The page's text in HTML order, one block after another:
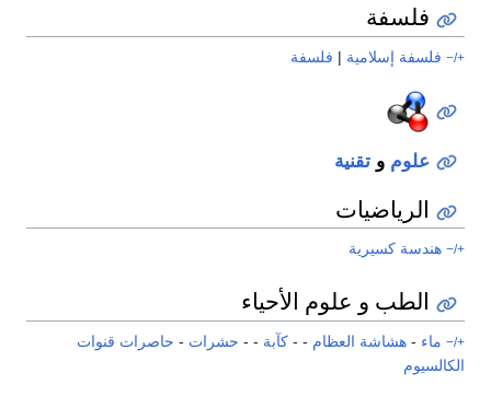
فلسفة
+/− فلسفة إسلامية | فلسفة
علوم و تقنية
الرياضيات
+/− هندسة كسيرية
الطب و علوم الأحياء
+/− ماء - هشاشة العظام - - كآبة - - حشرات - حاصرات قنوات
الكالسيوم